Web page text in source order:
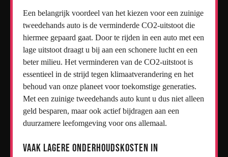
Een belangrijk voordeel van het kiezen voor een zuinige
tweedehands auto is de verminderde CO2-uitstoot die
hiermee gepaard gaat. Door te rijden in een auto met een
lage uitstoot draagt u bij aan een schonere lucht en een
beter milieu. Het verminderen van de CO2-uitstoot is
essentieel in de strijd tegen klimaatverandering en het
behoud van onze planeet voor toekomstige generaties.
Met een zuinige tweedehands auto kunt u dus niet alleen
geld besparen, maar ook actief bijdragen aan een
duurzamere leefomgeving voor ons allemaal.
Vaak lagere onderhoudskosten in